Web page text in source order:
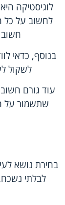
לוגיסטיקה
לחשוב על כל
חשוב
בנוסף, כדאי
לשקול
עוד גורם
שתשמור על
בחירת נושא
לבלתי